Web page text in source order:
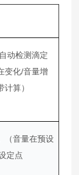
动检测滴定
变化/音量增
算）
（音量在预设
定点